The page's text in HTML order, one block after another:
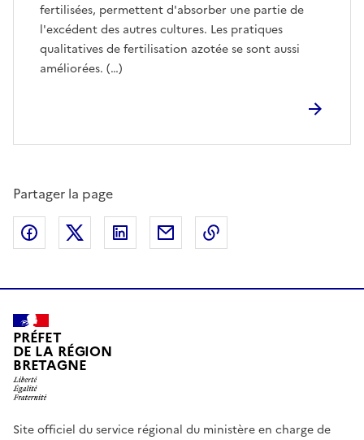
fertilisées, permettent d'absorber une partie de
l'excédent des autres cultures. Les pratiques
qualitatives de fertilisation azotée se sont aussi
améliorées. (…)
Partager la page
Partager sur Facebook
Partager sur X (anciennement Twitter)
Partager sur LinkedIn
Partager par email
PRÉFET
DE LA RÉGION
BRETAGNE
Site officiel du service régional du ministère en charge de